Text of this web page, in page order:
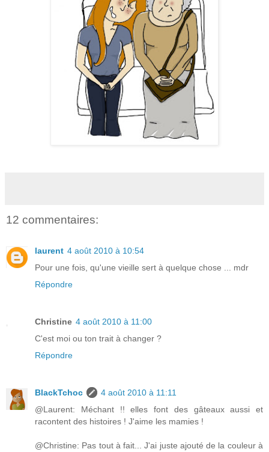
12 commentaires:
laurent 4 août 2010 à 10:54
Pour une fois, qu'une vieille sert à quelque chose ... mdr
Répondre
Christine 4 août 2010 à 11:00
C'est moi ou ton trait à changer ?
Répondre
BlackTchoc
4 août 2010 à 11:11
@Laurent: Méchant !! elles font des gâteaux aussi et
racontent des histoires ! J'aime les mamies !
@Christine: Pas tout à fait... J'ai juste ajouté de la couleur à